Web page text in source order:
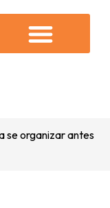
se organizar antes